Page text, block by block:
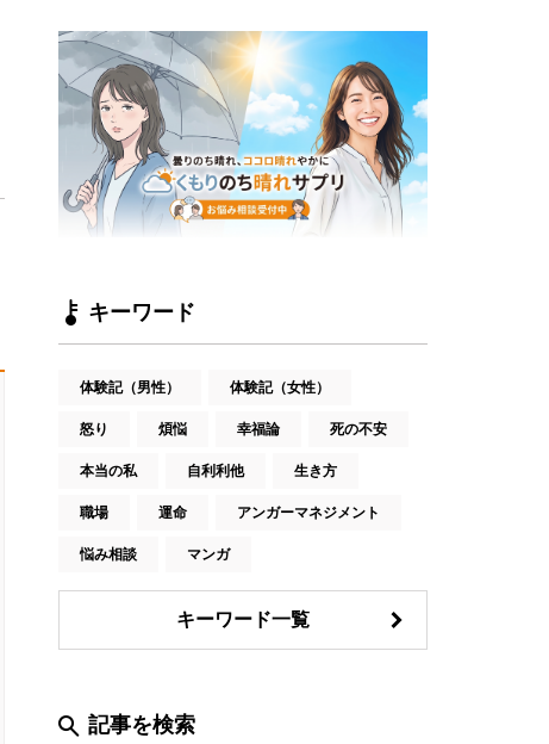
キーワード
体験記（男性） 体験記（女性）
怒り 煩悩 幸福論 死の不安
本当の私 自利利他 生き方
職場 運命 アンガーマネジメント
悩み相談 マンガ
キーワード一覧
記事を検索